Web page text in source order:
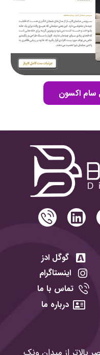
سام اکسون
گوگل ادز
اینستاگرام
تماس با ما
درباره ما